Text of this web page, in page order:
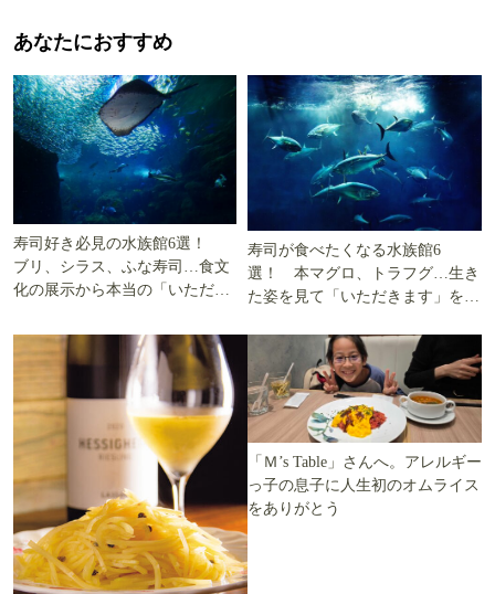
あなたにおすすめ
寿司好き必見の水族館6選！
ブリ、シラス、ふな寿司…食文
化の展示から本当の「いただき
寿司が食べたくなる水族館6
選！ 本マグロ、トラフグ…生き
た姿を見て「いただきます」を考
「Ｍ’s Table」さんへ。アレルギー
っ子の息子に人生初のオムライス
をありがとう